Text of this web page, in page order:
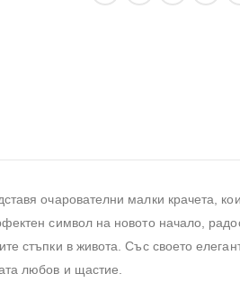
очарователни малки крачета,
символ на новото начало,
стъпки в живота. Със своето
любов и щастие.